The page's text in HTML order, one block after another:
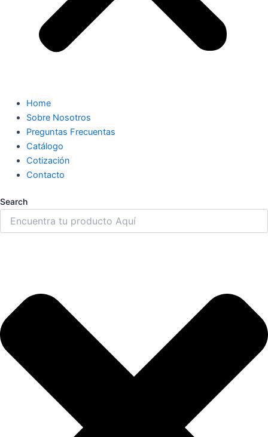
Home
Sobre Nosotros
Preguntas Frecuentas
Catálogo
Cotización
Contacto
Search